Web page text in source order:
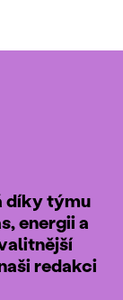
díky týmu
energii a
redakci